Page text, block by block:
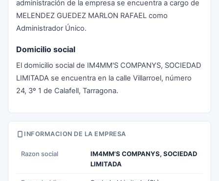
administración de la empresa se encuentra a cargo de
MELENDEZ GUEDEZ MARLON RAFAEL como
Administrador Único.
Domicilio social
El domicilio social de IM4MM'S COMPANYS, SOCIEDAD
LIMITADA se encuentra en la calle Villarroel, número
24, 3º 1 de Calafell, Tarragona.
INFORMACION DE LA EMPRESA
Razon social
IM4MM'S COMPANYS, SOCIEDAD
LIMITADA